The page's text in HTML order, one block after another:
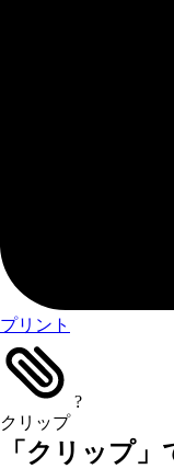
プリント
クリップ
?
「クリップ